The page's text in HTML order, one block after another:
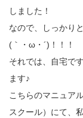
しました！
なので、しっかり
(｀・ω・´)！！！
それでは、自宅で
ます♪
こちらのマニュア
スクール）にて、